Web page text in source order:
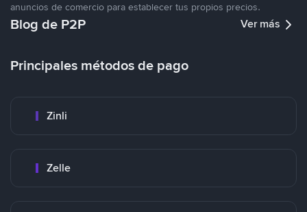
anuncios de comercio para establecer tus propios precios.
Blog de P2P Ver más
Principales métodos de pago
Zinli
Zelle